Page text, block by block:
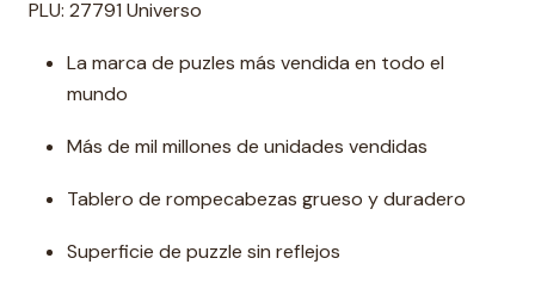
PLU: 27791 Universo
La marca de puzles más vendida en todo el
mundo
Más de mil millones de unidades vendidas
Tablero de rompecabezas grueso y duradero
Superficie de puzzle sin reflejos